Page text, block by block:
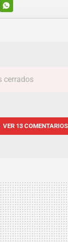
WHATSAPP
cerrados
VER 13 COMENTARIOS